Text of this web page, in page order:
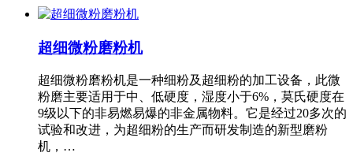
超细微粉磨粉机
超细微粉磨粉机是一种细粉及超细粉的加工设备，此微
粉磨主要适用于中、低硬度，湿度小于6%，莫氏硬度在
9级以下的非易燃易爆的非金属物料。它是经过20多次的
试验和改进，为超细粉的生产而研发制造的新型磨粉
机，…